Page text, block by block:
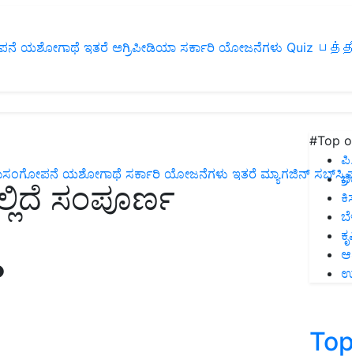
ಯಶೋಗಾಥೆ ಇತರೆ ಅಗ್ರಿಪೀಡಿಯಾ ಸರ್ಕಾರಿ ಯೋಜನೆಗಳು Quiz
ಯಶೋಗಾಥೆ ಸರ್ಕಾರಿ ಯೋಜನೆಗಳು ಇತರೆ ಮ್ಯಾಗಜಿನ್‌
ಸಂಪೂರ್ಣ
#Top